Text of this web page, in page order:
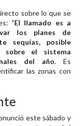
sobre lo que se
"El llamado es a
los planes de
sequías, posible
sobre el sistema
del año. Es
las zonas con
este sábado y